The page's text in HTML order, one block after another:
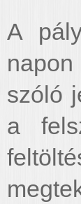
A
szóló
a